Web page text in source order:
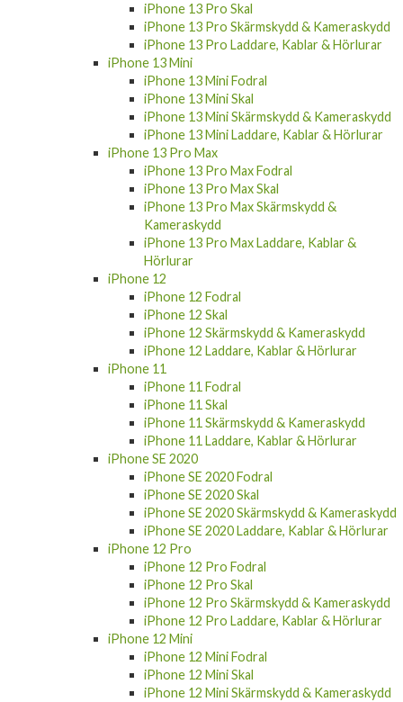
iPhone 13 Pro Skal
iPhone 13 Pro Skärmskydd & Kameraskydd
iPhone 13 Pro Laddare, Kablar & Hörlurar
iPhone 13 Mini
iPhone 13 Mini Fodral
iPhone 13 Mini Skal
iPhone 13 Mini Skärmskydd & Kameraskydd
iPhone 13 Mini Laddare, Kablar & Hörlurar
iPhone 13 Pro Max
iPhone 13 Pro Max Fodral
iPhone 13 Pro Max Skal
iPhone 13 Pro Max Skärmskydd &
Kameraskydd
iPhone 13 Pro Max Laddare, Kablar &
Hörlurar
iPhone 12
iPhone 12 Fodral
iPhone 12 Skal
iPhone 12 Skärmskydd & Kameraskydd
iPhone 12 Laddare, Kablar & Hörlurar
iPhone 11
iPhone 11 Fodral
iPhone 11 Skal
iPhone 11 Skärmskydd & Kameraskydd
iPhone 11 Laddare, Kablar & Hörlurar
iPhone SE 2020
iPhone SE 2020 Fodral
iPhone SE 2020 Skal
iPhone SE 2020 Skärmskydd & Kameraskydd
iPhone SE 2020 Laddare, Kablar & Hörlurar
iPhone 12 Pro
iPhone 12 Pro Fodral
iPhone 12 Pro Skal
iPhone 12 Pro Skärmskydd & Kameraskydd
iPhone 12 Pro Laddare, Kablar & Hörlurar
iPhone 12 Mini
iPhone 12 Mini Fodral
iPhone 12 Mini Skal
iPhone 12 Mini Skärmskydd & Kameraskydd